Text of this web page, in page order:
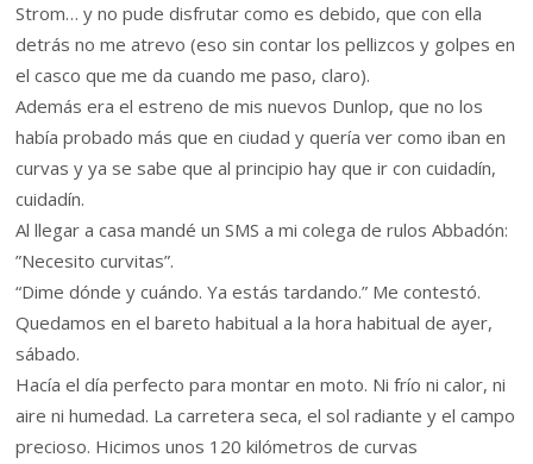
Strom… y no pude disfrutar como es debido, que con ella
detrás no me atrevo (eso sin contar los pellizcos y golpes en
el casco que me da cuando me paso, claro).
Además era el estreno de mis nuevos Dunlop, que no los
había probado más que en ciudad y quería ver como iban en
curvas y ya se sabe que al principio hay que ir con cuidadín,
cuidadín.
Al llegar a casa mandé un SMS a mi colega de rulos Abbadón:
”Necesito curvitas”.
“Dime dónde y cuándo. Ya estás tardando.” Me contestó.
Quedamos en el bareto habitual a la hora habitual de ayer,
sábado.
Hacía el día perfecto para montar en moto. Ni frío ni calor, ni
aire ni humedad. La carretera seca, el sol radiante y el campo
precioso. Hicimos unos 120 kilómetros de curvas